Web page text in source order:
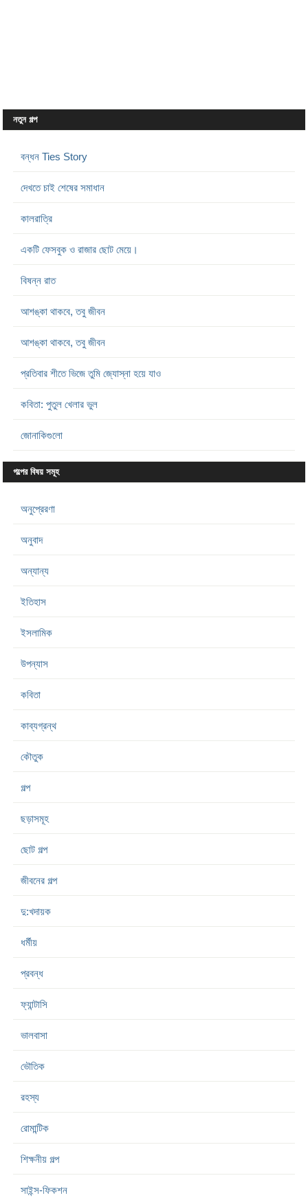
নতুন গল্প
বন্ধন Ties Story
দেখতে চাই শেষের সমাধান
কালরাত্রি
একটি ফেসবুক ও রাজার ছোট মেয়ে।
বিষন্ন রাত
আশঙ্কা থাকবে, তবু জীবন
আশঙ্কা থাকবে, তবু জীবন
প্রতিবার শীতে ভিজে তুমি জ্যোস্না হয়ে যাও
কবিতা: পুতুল খেলার ভুল
জোনাকিগুলো
গল্পের বিষয় সমূহ
অনুপ্রেরণা
অনুবাদ
অন্যান্য
ইতিহাস
ইসলামিক
উপন্যাস
কবিতা
কাব্যগ্রন্থ
কৌতুক
গল্প
ছড়াসমূহ
ছোট গল্প
জীবনের গল্প
দু:খদায়ক
ধর্মীয়
প্রবন্ধ
ফ্যান্টাসি
ভালবাসা
ভৌতিক
রহস্য
রোমান্টিক
শিক্ষনীয় গল্প
সাইন্স-ফিকশন